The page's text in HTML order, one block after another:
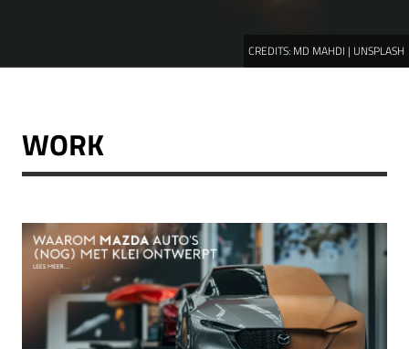
CREDITS: MD MAHDI | UNSPLASH
WORK